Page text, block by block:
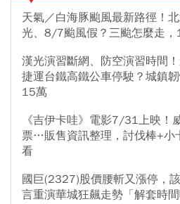
天氣／白海豚颱風最新路徑！
光、8/7颱風假？三颱怎麼走
漢光演習斷網、防空演習時間
捷運台鐵高鐵公車停駛？城鎮
15萬
《吉伊卡哇》電影7/31上映！
票…販售資訊整理，討伐棒+小
看
國巨(2327)股價腰斬又漲停，
言重演華城狂飆走勢「解套時